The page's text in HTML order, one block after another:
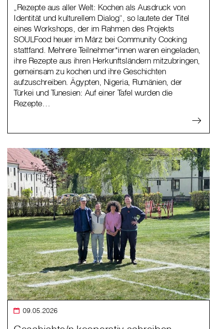
„Rezepte aus aller Welt: Kochen als Ausdruck von
Identität und kulturellem Dialog“, so lautete der Titel
eines Workshops, der im Rahmen des Projekts
SOULFood heuer im März bei Community Cooking
stattfand. Mehrere Teilnehmer*innen waren eingeladen,
ihre Rezepte aus ihren Herkunftsländern mitzubringen,
gemeinsam zu kochen und ihre Geschichten
aufzuschreiben. Ägypten, Nigeria, Rumänien, der
Türkei und Tunesien: Auf einer Tafel wurden die
Rezepte…
09.05.2026